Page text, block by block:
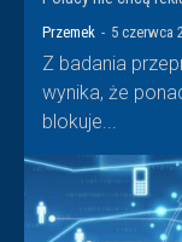
Przemek - 5 czerwca
Z badania
wynika, że
blokuje...